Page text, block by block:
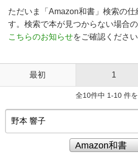
ただいま「Amazon和書」検索の仕
す。検索で本が見つからない場合
こちらのお知らせをご確認ください
最初 1
全10件中 1-10 件